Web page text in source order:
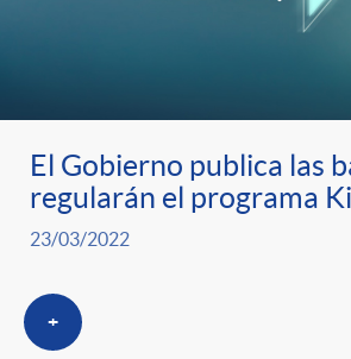
El Gobierno publica las
regularán el programa
23/03/2022
+